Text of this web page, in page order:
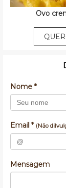
Ovo
Nome *
Email * (Não
Mensagem